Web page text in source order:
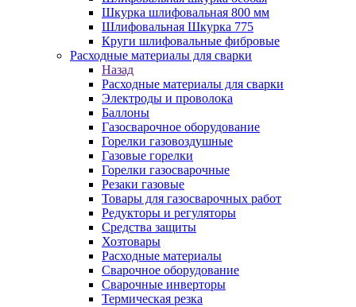
Шкурка шлифовальная 800 мм
Шлифовальная Шкурка 775
Круги шлифовальные фибровые
Расходные материалы для сварки
Назад
Расходные материалы для сварки
Электроды и проволока
Баллоны
Газосварочное оборудование
Горелки газовоздушные
Газовые горелки
Горелки газосварочные
Резаки газовые
Товары для газосварочных работ
Редукторы и регуляторы
Средства защиты
Хозтовары
Расходные материалы
Сварочное оборудование
Сварочные инверторы
Термическая резка